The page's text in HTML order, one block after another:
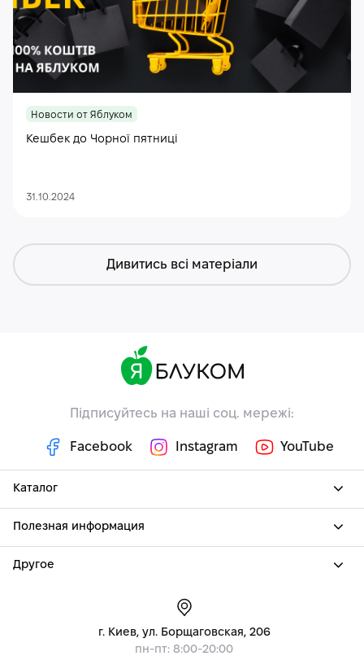
Новости от Яблуком
Кешбек до Чорної пятниці
31.10.2024
Дивитись всі матеріали
Підписуйтесь на наші соц. мережі:
Facebook Instagram YouTube
Каталог
Полезная информация
Другое
г. Киев, ул. Борщаговская, 206
пн-пт: 8:00-20:00